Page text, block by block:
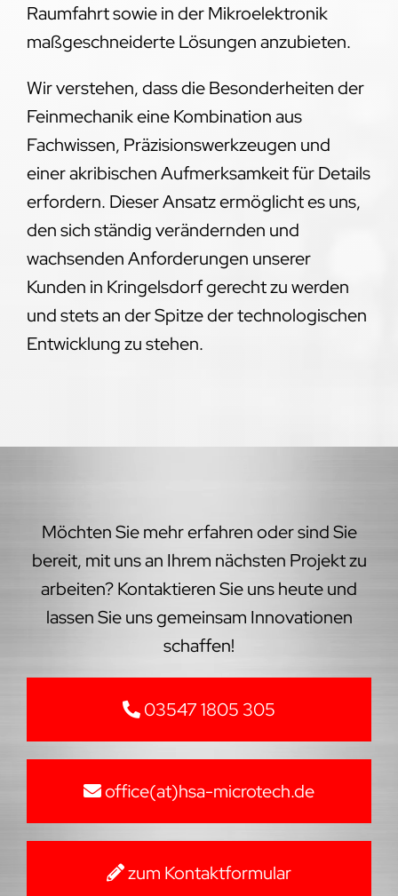
Raumfahrt sowie in der Mikroelektronik
maßgeschneiderte Lösungen anzubieten.
Wir verstehen, dass die Besonderheiten der
Feinmechanik eine Kombination aus
Fachwissen, Präzisionswerkzeugen und
einer akribischen Aufmerksamkeit für Details
erfordern. Dieser Ansatz ermöglicht es uns,
den sich ständig verändernden und
wachsenden Anforderungen unserer
Kunden in Kringelsdorf gerecht zu werden
und stets an der Spitze der technologischen
Entwicklung zu stehen.
Möchten Sie mehr erfahren oder sind Sie
bereit, mit uns an Ihrem nächsten Projekt zu
arbeiten? Kontaktieren Sie uns heute und
lassen Sie uns gemeinsam Innovationen
schaffen!
03547 1805 305
office(at)hsa-microtech.de
zum Kontaktformular